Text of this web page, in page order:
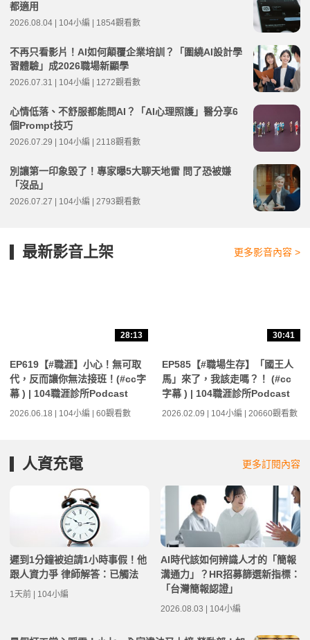
都適用
2026.08.04 | 104小編 | 1854觀看數
不再只看影片！AI如何顛覆企業培訓？「圍繞AI設計學
習體驗」成2026職場新顯學
2026.07.31 | 104小編 | 1272觀看數
心情低落、不舒服都能問AI？「AI心理照護」醫分享6
個Prompt技巧
2026.07.29 | 104小編 | 2118觀看數
別讓第一印象毀了！專家曝5大聊天地雷 問了恐被嫌
「沒品」
2026.07.27 | 104小編 | 2793觀看數
最新影音上架 更多影音內容 >
28:13
EP619【#職涯】小心！無可取
代，反而讓你無法接班！(#cc字
幕 ) | 104職涯診所Podcast
2026.06.18 | 104小編 | 60觀看數
30:41
EP585【#職場生存】「國王人
馬」來了，我該走嗎？！ (#cc
字幕 ) | 104職涯診所Podcast
2026.02.09 | 104小編 | 20660觀看數
人資充電 更多訂閱內容
遲到1分鐘被迫請1小時事假！他
跟人資力爭 律師解答：已觸法
1天前 | 104小編
AI時代該如何辨識人才的「簡報
溝通力」？HR招募篩選新指標：
「台灣簡報認證」
2026.08.03 | 104小編